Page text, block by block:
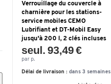
Verrouillage du couvercle à
charnière pour les stations-
service mobiles CEMO
Lubrifiant et DT-Mobil Easy
jusqu'à 200 l, 2 clés incluses
seul. 93,49 €
par p.
Délai de livraison : dans 3 semaines